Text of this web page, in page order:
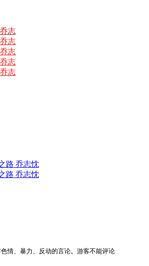
志
志
志
志
志
路 乔志忱
路 乔志忱
情、暴力、反动的言论。游客不能评论